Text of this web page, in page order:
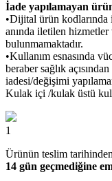
İade yapılamayan
•Dijital ürün kodlarında
anında iletilen
bulunmamaktadır.
•Kullanım esnasında
beraber sağlık
iadesi/değişimi
Kulak içi /kulak üstü
1
Ürünün teslim
14 gün geçmediğine